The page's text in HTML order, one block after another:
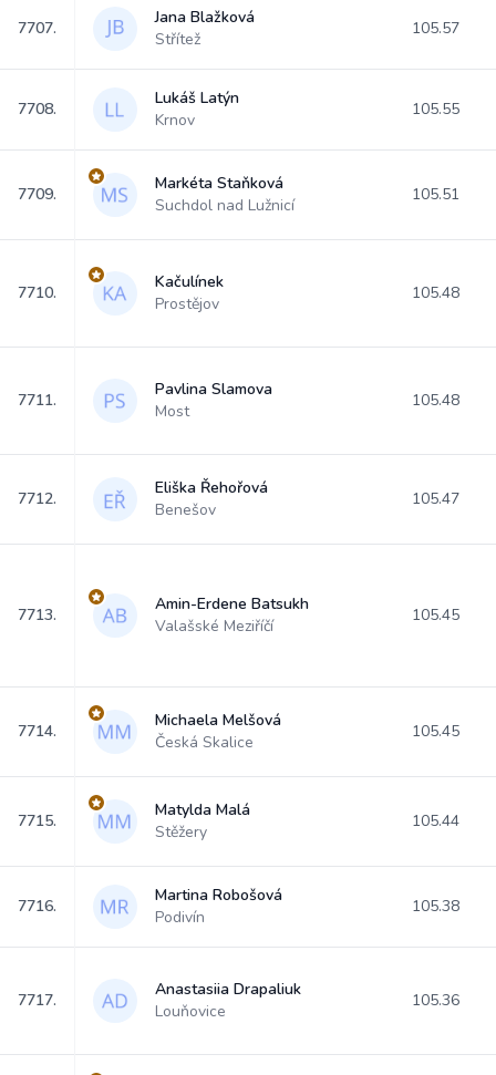
7707.
Jana Blažková
Střítež
105.57
7708.
Lukáš Latýn
Krnov
105.55
7709.
Markéta Staňková
Suchdol nad Lužnicí
105.51
7710.
Kačulínek
Prostějov
105.48
7711.
Pavlina Slamova
Most
105.48
7712.
Eliška Řehořová
Benešov
105.47
7713.
Amin-Erdene Batsukh
Valašské Meziříčí
105.45
7714.
Michaela Melšová
Česká Skalice
105.45
7715.
Matylda Malá
Stěžery
105.44
7716.
Martina Robošová
Podivín
105.38
7717.
Anastasiia Drapaliuk
Louňovice
105.36